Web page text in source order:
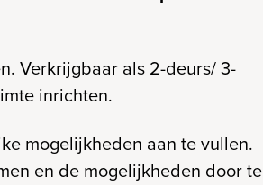
Verkrijgbaar als 2-deurs/ 3-
inrichten.
mogelijkheden aan te vullen.
en de mogelijkheden door te